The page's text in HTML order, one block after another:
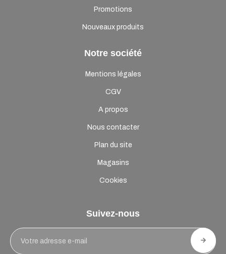
Promotions
Nouveaux produits
Notre société
Mentions légales
CGV
A propos
Nous contacter
Plan du site
Magasins
Cookies
Suivez-nous